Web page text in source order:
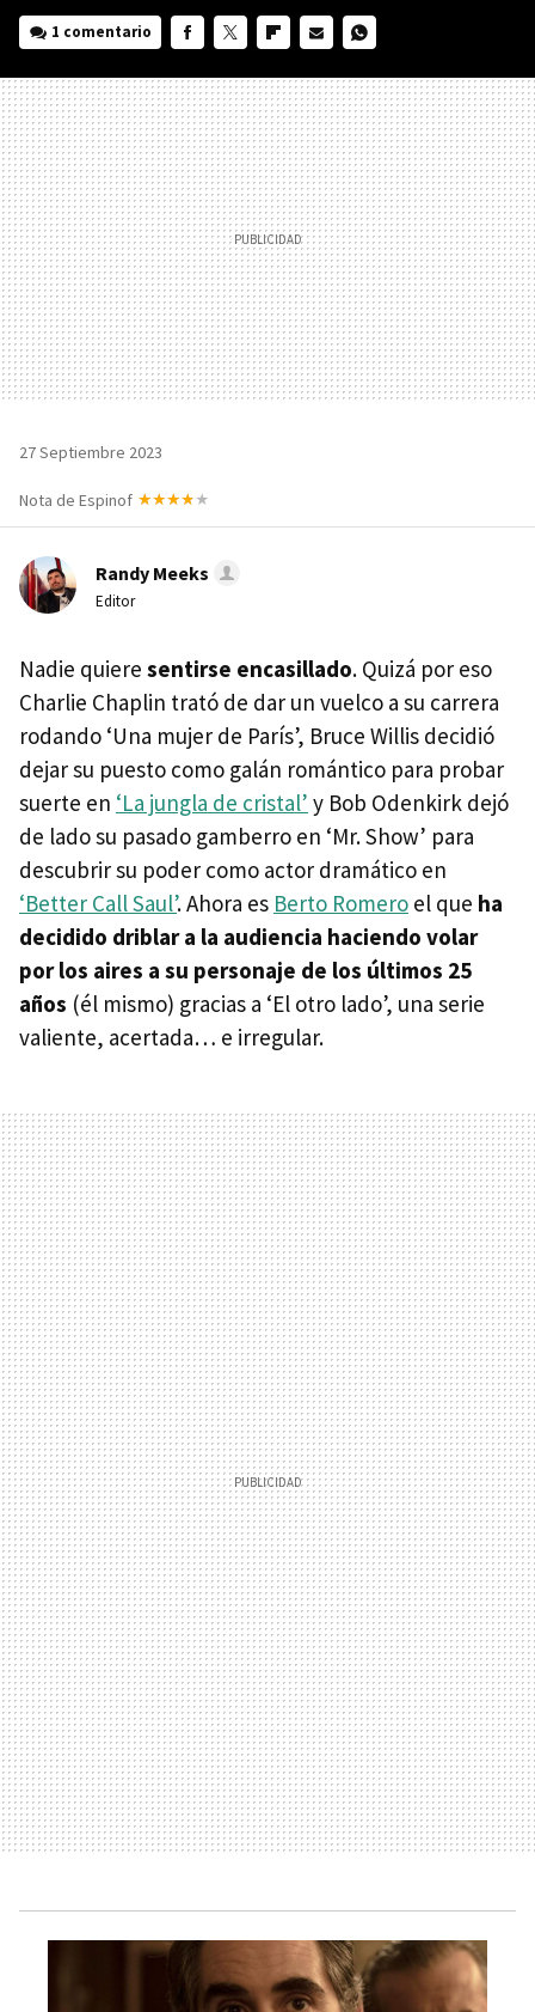
1 comentario
MAIL
27 Septiembre 2023
Nota de Espinof
Randy Meeks
Editor
Nadie quiere sentirse encasillado. Quizá por eso
Charlie Chaplin trató de dar un vuelco a su carrera
rodando ‘Una mujer de París’, Bruce Willis decidió
dejar su puesto como galán romántico para probar
suerte en ‘La jungla de cristal’ y Bob Odenkirk dejó
de lado su pasado gamberro en ‘Mr. Show’ para
descubrir su poder como actor dramático en
‘Better Call Saul’. Ahora es Berto Romero el que ha
decidido driblar a la audiencia haciendo volar
por los aires a su personaje de los últimos 25
años (él mismo) gracias a ‘El otro lado’, una serie
valiente, acertada… e irregular.